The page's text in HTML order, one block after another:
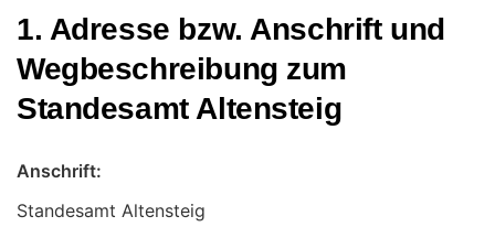
1. Adresse bzw. Anschrift und
Wegbeschreibung zum
Standesamt Altensteig
Anschrift:
Standesamt Altensteig